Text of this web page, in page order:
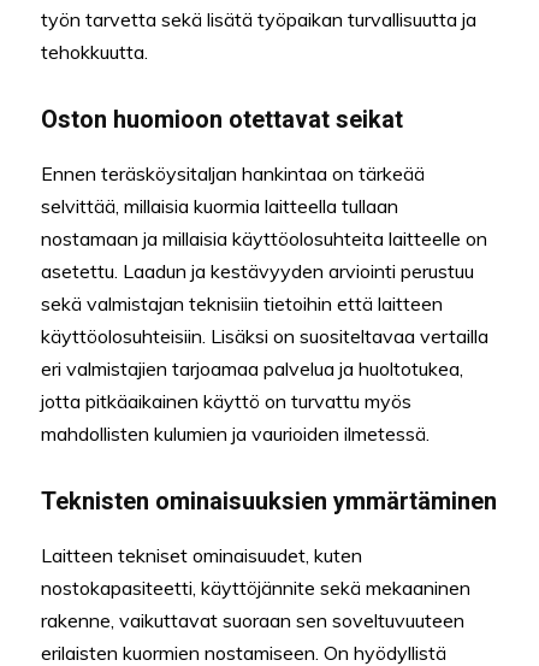
työn tarvetta sekä lisätä työpaikan turvallisuutta ja
tehokkuutta.
Oston huomioon otettavat seikat
Ennen teräsköysitaljan hankintaa on tärkeää
selvittää, millaisia kuormia laitteella tullaan
nostamaan ja millaisia käyttöolosuhteita laitteelle on
asetettu. Laadun ja kestävyyden arviointi perustuu
sekä valmistajan teknisiin tietoihin että laitteen
käyttöolosuhteisiin. Lisäksi on suositeltavaa vertailla
eri valmistajien tarjoamaa palvelua ja huoltotukea,
jotta pitkäaikainen käyttö on turvattu myös
mahdollisten kulumien ja vaurioiden ilmetessä.
Teknisten ominaisuuksien ymmärtäminen
Laitteen tekniset ominaisuudet, kuten
nostokapasiteetti, käyttöjännite sekä mekaaninen
rakenne, vaikuttavat suoraan sen soveltuvuuteen
erilaisten kuormien nostamiseen. On hyödyllistä